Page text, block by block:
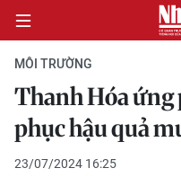
CHÍNH TRỊ
KINH TẾ
MÔI TRƯỜNG
Thanh Hóa ứng
phục hậu quả
23/07/2024 16:25